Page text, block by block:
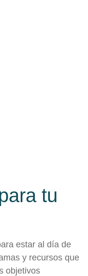
tu
estar al día de
y recursos que
objetivos